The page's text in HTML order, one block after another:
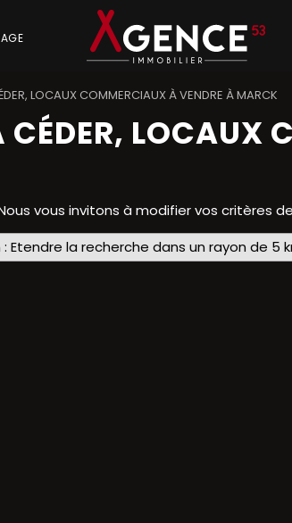
LOCAUX COMMERCIAUX À VENDRE À MARCK
CÉDER, LOCAUX
vous invitons à modifier vos critères
Etendre la recherche dans un rayon de 5